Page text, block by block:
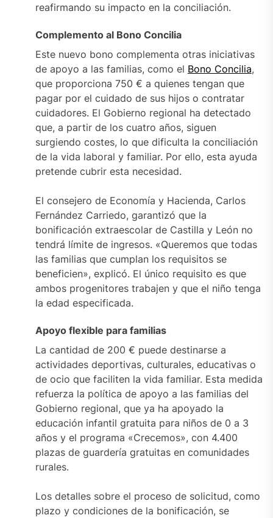
reafirmando su impacto en la conciliación.
Complemento al Bono Concilia
Este nuevo bono complementa otras iniciativas
de apoyo a las familias, como el Bono Concilia,
que proporciona 750 € a quienes tengan que
pagar por el cuidado de sus hijos o contratar
cuidadores. El Gobierno regional ha detectado
que, a partir de los cuatro años, siguen
surgiendo costes, lo que dificulta la conciliación
de la vida laboral y familiar. Por ello, esta ayuda
pretende cubrir esta necesidad.
El consejero de Economía y Hacienda, Carlos
Fernández Carriedo, garantizó que la
bonificación extraescolar de Castilla y León no
tendrá límite de ingresos. «Queremos que todas
las familias que cumplan los requisitos se
beneficien», explicó. El único requisito es que
ambos progenitores trabajen y que el niño tenga
la edad especificada.
Apoyo flexible para familias
La cantidad de 200 € puede destinarse a
actividades deportivas, culturales, educativas o
de ocio que faciliten la vida familiar. Esta medida
refuerza la política de apoyo a las familias del
Gobierno regional, que ya ha apoyado la
educación infantil gratuita para niños de 0 a 3
años y el programa «Crecemos», con 4.400
plazas de guardería gratuitas en comunidades
rurales.
Los detalles sobre el proceso de solicitud, como
plazo y condiciones de la bonificación, se